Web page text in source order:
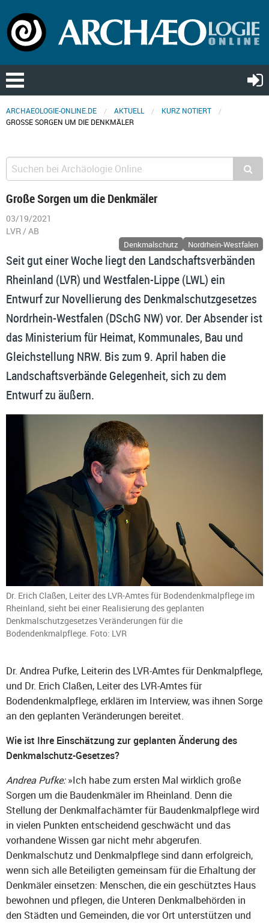
ARCHAEOLOGIE-ONLINE.DE AKTUELL
KURZ NOTIERT
GROSSE SORGEN UM DIE DENKMÄLER
Große Sorgen um die Denkmäler
03/19/2021
LVR / AB
Denkmalschutz Nordrhein-Westfalen
Seit gut einer Woche liegt den Landschaftsverbänden
Rheinland (LVR) und Westfalen-Lippe (LWL) ein
Entwurf zur Novellierung des Denkmalschutzgesetzes
Nordrhein-Westfalen (DSchG NW) vor. Der Absender ist
das Ministerium für Heimat, Kommunales, Bau und
Gleichstellung NRW. Bis zum 9. April haben die
Landschaftsverbände Gelegenheit, sich zu dem
Entwurf zu äußern.
Dr. Erich Claßen, Leiter des LVR-Amtes für Bodendenkmalpflege im
Rheinland, sieht bei einer Realisierung des geplanten
Denkmalschutzgesetzes Veränderungen für die
Bodendenkmalpflege. Foto: LVR
Dr. Andrea Pufke, Leiterin des LVR-Amtes für Denkmalpflege,
und Dr. Erich Claßen, Leiter des LVR-Amtes für
Bodendenkmalpflege, erklären im Interview, was ihnen Sorge
an den geplanten Veränderungen bereitet.
Wie ist Ihre Einschätzung zur geplanten Änderung des
Denkmalschutz-Gesetzes?
Andrea Pufke:»Ich habe zum ersten Mal wirklich große
Sorgen um die Baudenkmäler im Rheinland. Denn die
Stellung der Denkmalfachämter für Baudenkmalpflege wird
in vielen Punkten entscheidend geschwächt und das
vorhandene Wissen gar nicht mehr abgerufen.
Denkmalschutz und Denkmalpflege sind dann erfolgreich,
wenn sich alle Beteiligten gemeinsam für die Erhaltung der
Denkmäler einsetzen: Menschen, die ein geschütztes Haus
bewohnen und pflegen, die Unteren Denkmalbehörden in
den Städten und Gemeinden, die vor Ort unterstützen und